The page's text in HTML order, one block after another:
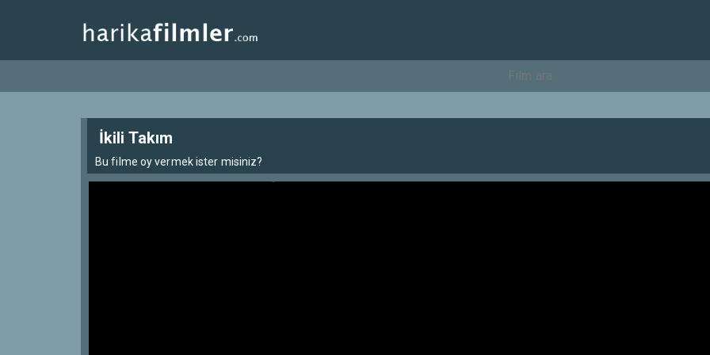
İkili Takım
Bu filme oy vermek ister misiniz?